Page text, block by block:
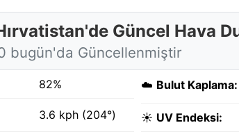
Güncel Hava
bugün'da Güncellenmiştir
82%
3.6 kph (204°)
☁️ Bulut Kaplama:
☀️ UV Endeksi: